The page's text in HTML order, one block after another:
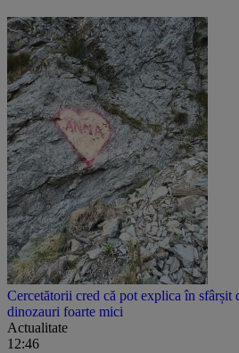
Cercetătorii cred că pot explica în sfârșit
dinozauri foarte mici
Actualitate
12:46